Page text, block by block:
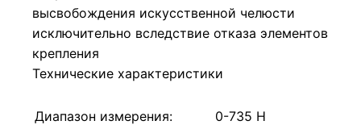
высвобождения искусственной челюсти
исключительно вследствие отказа элементов
крепления
Технические характеристики
Диапазон измерения:
0-735 Н